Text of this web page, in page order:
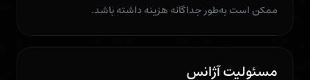
ممکن است به‌طور جداگانه هزینه داشته باشد.
مسئولیت آژانس